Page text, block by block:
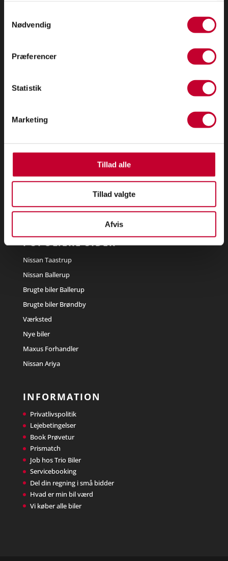
Nødvendig
Præferencer
Statistik
Marketing
Tillad alle
Tillad valgte
Afvis
2750 Ballerup
Email:salg@triobiler.dk
Værksted Ballerup
BRØNDBY
Email:salg@triobiler.dk
Værksted Brøndby
POPULÆRE SIDER
Nissan Taastrup
Nissan Ballerup
Brugte biler Ballerup
Brugte biler Brøndby
Værksted
Nye biler
Maxus Forhandler
Nissan Ariya
INFORMATION
Privatlivspolitik
Lejebetingelser
Book Prøvetur
Prismatch
Job hos Trio Biler
Servicebooking
Del din regning i små bidder
Hvad er min bil værd
Vi køber alle biler